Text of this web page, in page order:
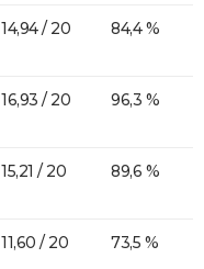
14,94 / 20 84,4 %
16,93 / 20 96,3 %
15,21 / 20 89,6 %
11,60 / 20 73,5 %